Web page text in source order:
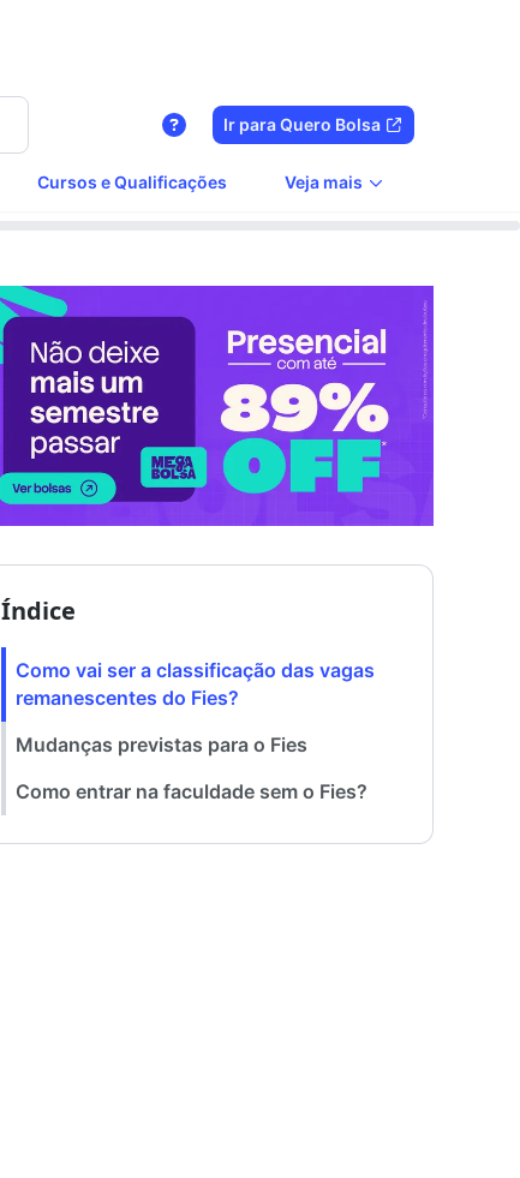
Ir para Quero Bolsa
Cursos e Qualificações Veja mais
Índice
Como vai ser a classificação das vagas
remanescentes do Fies?
Mudanças previstas para o Fies
Como entrar na faculdade sem o Fies?